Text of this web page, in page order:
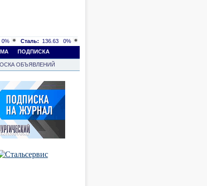
0% Сталь: 136.63
0%
ПОДПИСКА
ОБЪЯВЛЕНИЙ